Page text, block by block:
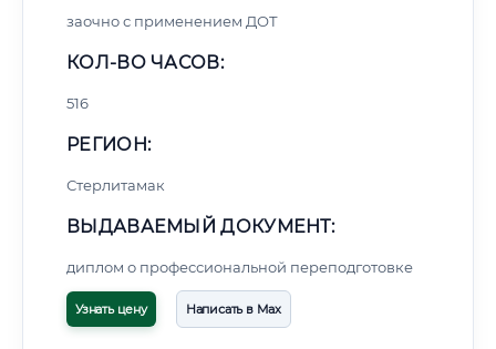
заочно с применением ДОТ
КОЛ-ВО ЧАСОВ:
516
РЕГИОН:
Стерлитамак
ВЫДАВАЕМЫЙ ДОКУМЕНТ:
диплом о профессиональной переподготовке
Узнать цену Написать в Max